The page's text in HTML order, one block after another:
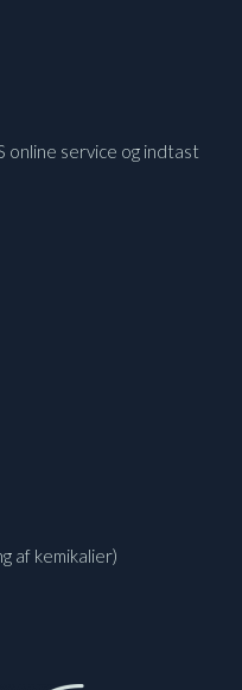
online service og indtast
af kemikalier)